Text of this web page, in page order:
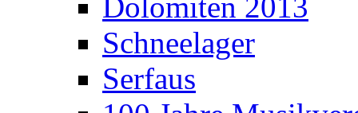
Schneelager
Serfaus